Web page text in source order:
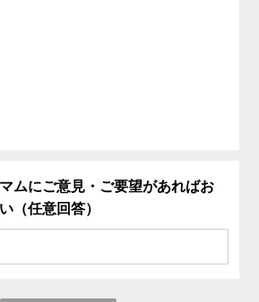
ムにご意見・ご要望があればお
（任意回答）